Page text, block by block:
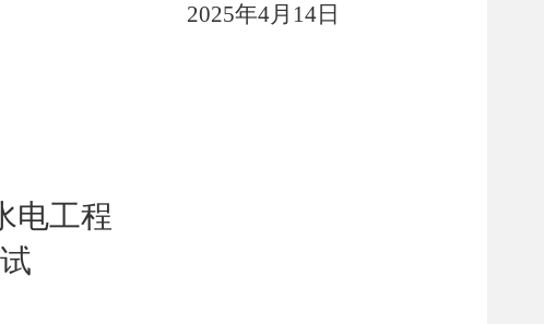
2025年4月 14日
电工程